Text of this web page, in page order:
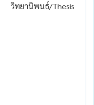
วิทยานิพนธ์/Thesis